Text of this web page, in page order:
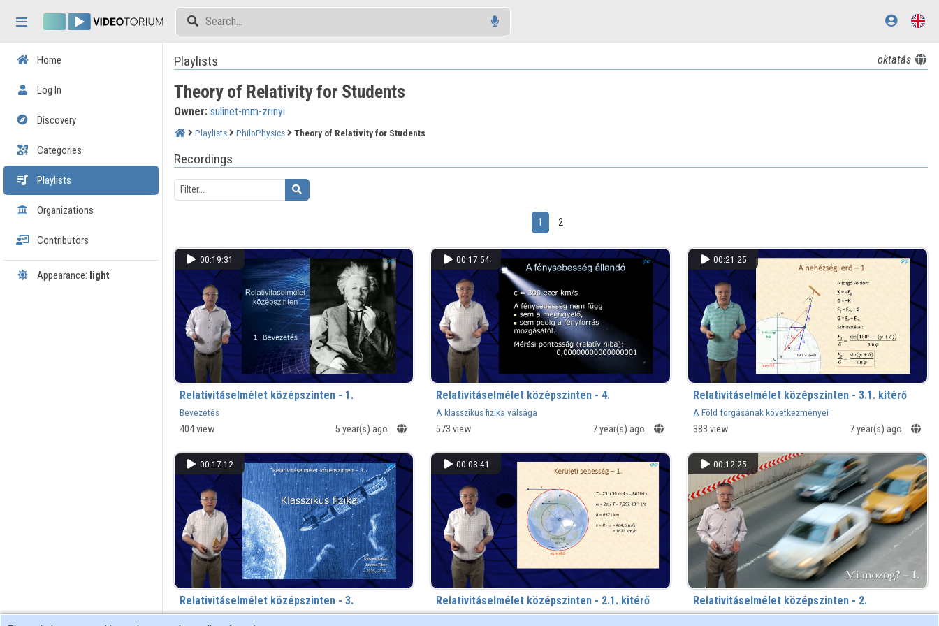
Home
Log In
Discovery
Categories
Playlists
Organizations
Contributors
Appearance: light
Playlists oktatás
Theory of Relativity for Students
Owner: sulinet-mm-zrinyi
Playlists PhiloPhysics Theory of Relativity for Students
Recordings
1 2
00:19:31
Relativitáselmélet középszinten - 1.
Bevezetés
404 view 5 year(s) ago
00:17:54
Relativitáselmélet középszinten - 4.
A klasszikus fizika válsága
573 view 7 year(s) ago
00:21:25
Relativitáselmélet középszinten - 3.1. kitérő
A Föld forgásának következményei
383 view 7 year(s) ago
00:17:12
Relativitáselmélet középszinten - 3.
Klasszikus fizika
00:03:41
Relativitáselmélet középszinten - 2.1. kitérő
Kerületi sebességek a Földön
00:12:25
Relativitáselmélet középszinten - 2.
A mozgás